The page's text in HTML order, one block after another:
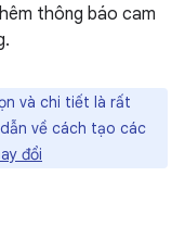
thông báo cam
và chi tiết là rất
về cách tạo các
đổi